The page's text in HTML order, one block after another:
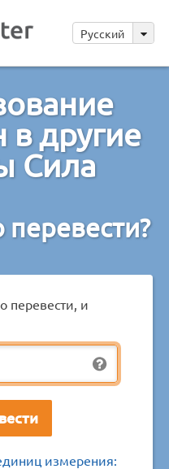
Русский
в другие
Сила
перевести, и
измерения: